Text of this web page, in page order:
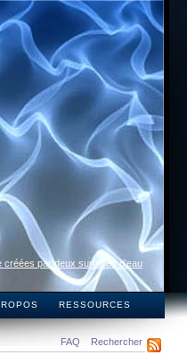
créées par deux surfaces d’eau
RESSOURCES
FAQ Rechercher